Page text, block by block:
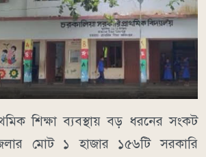
শিক্ষা ব্যবস্থায় বড় ধরনের সংকট
মোট ১ হাজার ১৫৬টি সরকারি